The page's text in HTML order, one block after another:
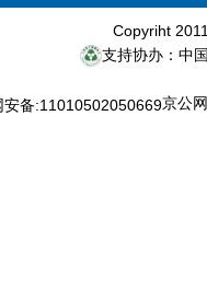
Copyriht
支持协办：中
京公